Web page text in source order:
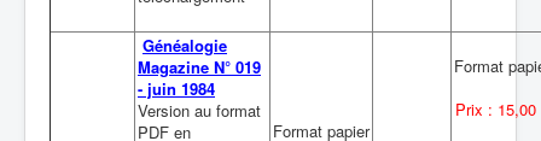
Généalogie
Magazine N° 019
- juin 1984
Version au format
PDF en
Format papier
Format
Prix : 15,00